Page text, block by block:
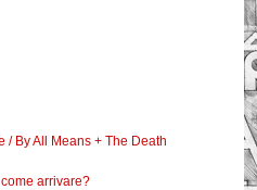
/ By All Means + The Death
arrivare?